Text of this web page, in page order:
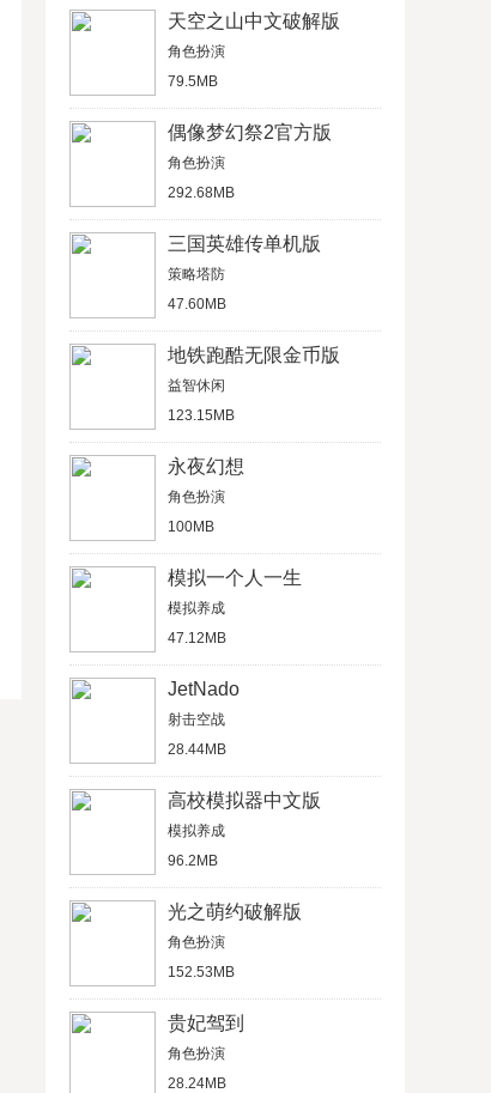
天空之山中文破解版
角色扮演
79.5MB
偶像梦幻祭2官方版
角色扮演
292.68MB
三国英雄传单机版
策略塔防
47.60MB
地铁跑酷无限金币版
益智休闲
123.15MB
永夜幻想
角色扮演
100MB
模拟一个人一生
模拟养成
47.12MB
JetNado
射击空战
28.44MB
高校模拟器中文版
模拟养成
96.2MB
光之萌约破解版
角色扮演
152.53MB
贵妃驾到
角色扮演
28.24MB